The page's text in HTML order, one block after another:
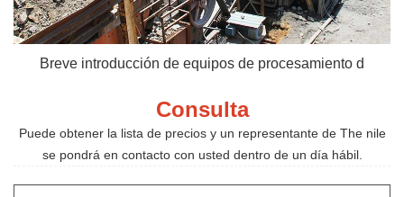
Breve introducción de equipos de procesamiento d
Consulta
Puede obtener la lista de precios y un representante de The nile
se pondrá en contacto con usted dentro de un día hábil.